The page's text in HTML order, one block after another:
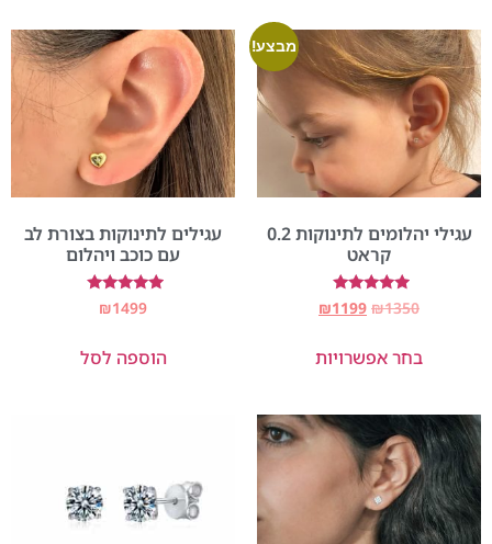
מבצע!
עגילי יהלומים לתינוקות 0.2
קראט
דורג
5.00
₪1350
₪1199
בחר אפשרויות
עגילים לתינוקות בצורת לב
עם כוכב ויהלום
דורג
5.00
₪1499
הוספה לסל